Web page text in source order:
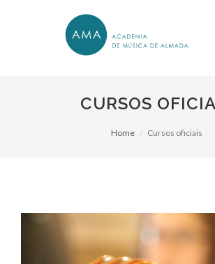
CURSOS
Home Cursos oficiais